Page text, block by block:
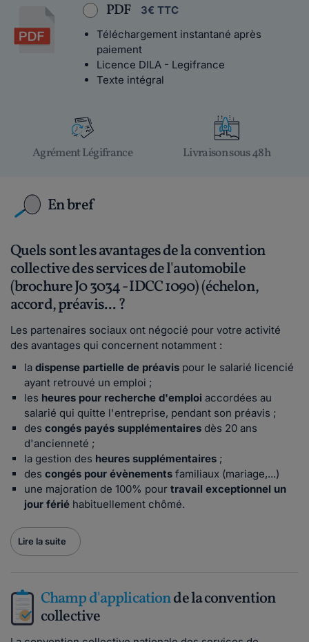
PDF
3€ TTC
Téléchargement instantané après
paiement
Licence DILA - Legifrance
Texte intégral
Agrément Légifrance Livraison sous 48h
En bref
Quels sont les avantages de la convention
collective des services de l'automobile
(brochure J0 3034 - IDCC 1090) (échelon,
accord, préavis... ?
Les partenaires sociaux ont négocié pour votre activité
des avantages qui concernent notamment :
la dispense partielle de préavis pour le salarié licencié
ayant retrouvé un emploi ;
les heures pour recherche d'emploi accordées au
salarié qui quitte l'entreprise, pendant son préavis ;
des congés payés supplémentaires dès 20 ans
d'ancienneté ;
la gestion des heures supplémentaires ;
des congés pour évènements familiaux (mariage,...)
une majoration de 100% pour travail exceptionnel un
jour férié habituellement chômé.
Lire la suite
Champ d'applicationde la convention
collective